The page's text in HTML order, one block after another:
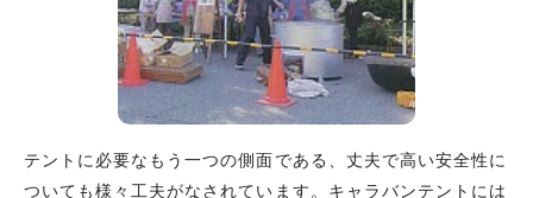
テントに必要なもう一つの側面である、丈夫で高い安全性に
ついても様々工夫がなされています。キャラバンテントには